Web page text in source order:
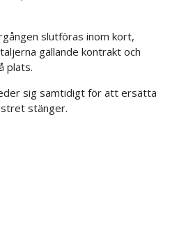
slutföras inom kort,
gällande kontrakt och
plats.
sig samtidigt för att ersätta
stänger.